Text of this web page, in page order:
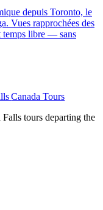
depuis Toronto, le
Vues rapprochées des
temps libre — sans
Canada Tours
tours departing the